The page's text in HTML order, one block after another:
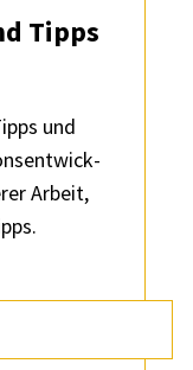
Tipps
und
Arbeit,